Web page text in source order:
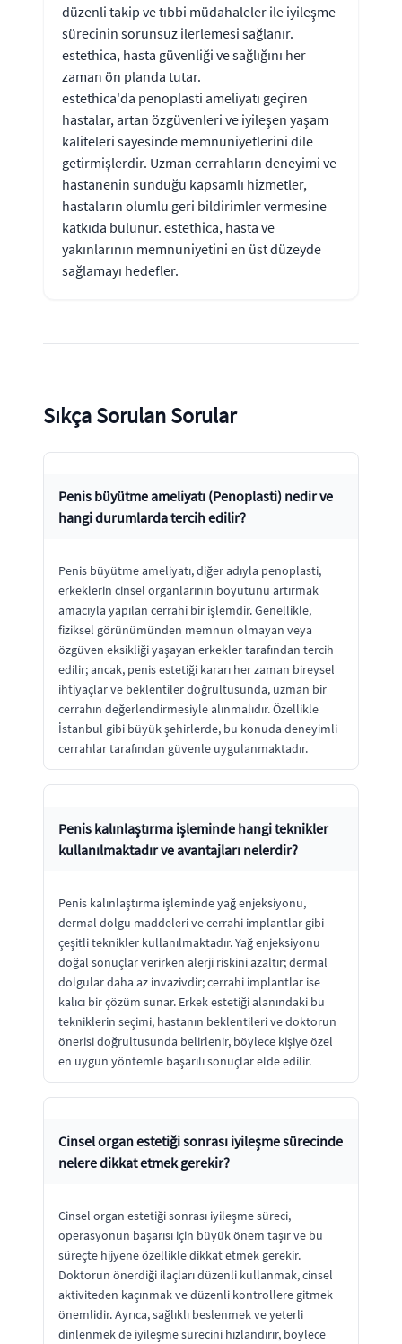
düzenli takip ve tıbbi müdahaleler ile iyileşme
sürecinin sorunsuz ilerlemesi sağlanır.
estethica, hasta güvenliği ve sağlığını her
zaman ön planda tutar.
estethica'da penoplasti ameliyatı geçiren
hastalar, artan özgüvenleri ve iyileşen yaşam
kaliteleri sayesinde memnuniyetlerini dile
getirmişlerdir. Uzman cerrahların deneyimi ve
hastanenin sunduğu kapsamlı hizmetler,
hastaların olumlu geri bildirimler vermesine
katkıda bulunur. estethica, hasta ve
yakınlarının memnuniyetini en üst düzeyde
sağlamayı hedefler.
Sıkça Sorulan Sorular
Penis büyütme ameliyatı (Penoplasti) nedir ve
hangi durumlarda tercih edilir?
Penis büyütme ameliyatı, diğer adıyla penoplasti,
erkeklerin cinsel organlarının boyutunu artırmak
amacıyla yapılan cerrahi bir işlemdir. Genellikle,
fiziksel görünümünden memnun olmayan veya
özgüven eksikliği yaşayan erkekler tarafından tercih
edilir; ancak, penis estetiği kararı her zaman bireysel
ihtiyaçlar ve beklentiler doğrultusunda, uzman bir
cerrahın değerlendirmesiyle alınmalıdır. Özellikle
İstanbul gibi büyük şehirlerde, bu konuda deneyimli
cerrahlar tarafından güvenle uygulanmaktadır.
Penis kalınlaştırma işleminde hangi teknikler
kullanılmaktadır ve avantajları nelerdir?
Penis kalınlaştırma işleminde yağ enjeksiyonu,
dermal dolgu maddeleri ve cerrahi implantlar gibi
çeşitli teknikler kullanılmaktadır. Yağ enjeksiyonu
doğal sonuçlar verirken alerji riskini azaltır; dermal
dolgular daha az invazivdir; cerrahi implantlar ise
kalıcı bir çözüm sunar. Erkek estetiği alanındaki bu
tekniklerin seçimi, hastanın beklentileri ve doktorun
önerisi doğrultusunda belirlenir, böylece kişiye özel
en uygun yöntemle başarılı sonuçlar elde edilir.
Cinsel organ estetiği sonrası iyileşme sürecinde
nelere dikkat etmek gerekir?
Cinsel organ estetiği sonrası iyileşme süreci,
operasyonun başarısı için büyük önem taşır ve bu
süreçte hijyene özellikle dikkat etmek gerekir.
Doktorun önerdiği ilaçları düzenli kullanmak, cinsel
aktiviteden kaçınmak ve düzenli kontrollere gitmek
önemlidir. Ayrıca, sağlıklı beslenmek ve yeterli
dinlenmek de iyileşme sürecini hızlandırır, böylece